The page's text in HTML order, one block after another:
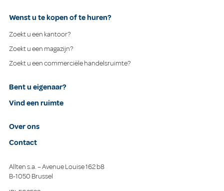
Wenst u te kopen of te huren?
Zoekt u een kantoor?
Zoekt u een magazijn?
Zoekt u een commerciële handelsruimte?
Bent u eigenaar?
Vind een ruimte
Over ons
Contact
Allten s.a. – Avenue Louise 162 b8
B-1050 Brussel